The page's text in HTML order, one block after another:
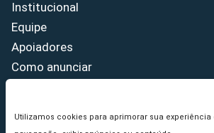
Utilizamos cookies para aprimorar sua experiência
Institucional
Equipe
Apoiadores
Como anunciar